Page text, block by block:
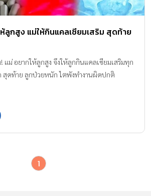
ลูกสูง แม่ให้กินแคลเซียมเสริม สุดท้าย
แม่ อยากให้ลูกสูง จึงให้ลูกกินแคลเซียมเสริมทุก
สุดท้าย ลูกป่วยหนัก ไตพังทำงานผิดปกติ
1